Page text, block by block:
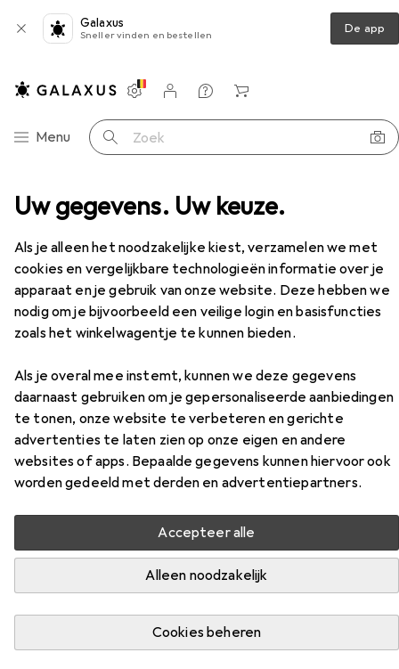
Uw gegevens. Uw keuze.
Als je alleen het noodzakelijke kiest, verzamelen we met
cookies en vergelijkbare technologieën informatie over je
apparaat en je gebruik van onze website. Deze hebben we
nodig om je bijvoorbeeld een veilige login en basisfuncties
zoals het winkelwagentje te kunnen bieden.
Als je overal mee instemt, kunnen we deze gegevens
daarnaast gebruiken om je gepersonaliseerde aanbiedingen
te tonen, onze website te verbeteren en gerichte
advertenties te laten zien op onze eigen en andere
websites of apps. Bepaalde gegevens kunnen hiervoor ook
worden gedeeld met derden en advertentiepartners.
Accepteer alle
Alleen noodzakelijk
Cookies beheren
Galaxus
Sneller vinden en bestellen De app
Categorie navigatie
Menu Zoek op
Instellingen
Klantenaccount
Produktvergelijking
Verlanglijstje
Winkelmandje
Silicone Butt Plug met Afstandsbediening
EUR
78,98
XR Brands 21X Vibrerende Silicone
Butt Plug met Afstandsbediening
Accessoires voor XR Brands 21X
Vibrerende Silicone Butt Plug
met Afstandsbediening
Vind passende accessoires voor de XR Brands 21X
Vibrerende Silicone Butt Plug met Afstandsbediening uit
de categorieën Smeermiddelen en Anale douche.
Populair Smeermiddelen Anale Douche